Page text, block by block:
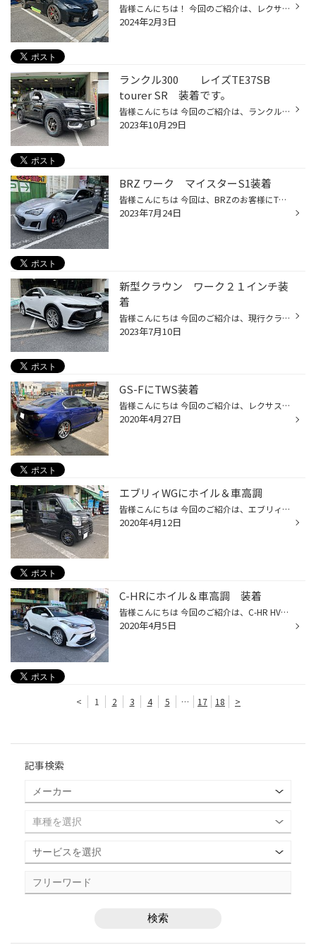
皆様こんにちは！ 今回のご紹介は、レクサスRCFのお客様 TEIN車高調・ブリッツマフラー・ヴォッセンHF-5のお取付です。 ハイパワーNAのレクサスRCF TEINさんのMONOスポーツを装着 車高の方は、フロント約35ｍｍ・リアを25ｍｍダウンさせています。 純正の減衰力調整は取り外ししていますが、16段調...
2024年2月3日
ランクル300 レイズTE37SB
tourer SR 装着です。
皆様こんにちは 今回のご紹介は、ランクル300のお客様に レイズさんのTE37SB tourer SR 18インチの装着です。 ホイルサイズの方は、18×80 +30 6/139 今までのブロンズと違う シャイニングブロンズメタル/リムDC(SR) このカラーは独特の色になっていますのですごく目を引きますね！ ただ、同じお車...
2023年10月29日
BRZ ワーク マイスターS1装着
皆様こんにちは 今回は、BRZのお客様にTEINさんのRX1の車高調と ワークさんのマイスターS1 カラーリング特注にてオーダー品を装着です。 TEINさんのRX1の車高調では、フロントのキャンバー調整が２段階 ピロアッパーでの調整とストラット部分の調整が出来るので 非常に細かく調整が可能になっており...
2023年7月24日
新型クラウン ワーク２１インチ装
着
皆様こんにちは 今回のご紹介は、現行クラウン クロスオーバーに２１インチホイール装着です。 装着ホイルは、ワークさんの グノーシスCVS ディスクカラーは、ブラッシュド リムは、アルマイトリムになります。 タイヤサイズは、225/45R21 銘柄は、ブリヂストン アレンザLX100 ホイールサイズは、タ...
2023年7月10日
GS-FにTWS装着
皆様こんにちは 今回のご紹介は、レクサス GS-Fのお客様に TWS WS05 20インチの装着です。 クリアバレルⅡのカラーが本当にキレイ 光沢が良いので走っている時もいい感じになっております。 サイズは、20×9.5J +40と20×10.5J +32になっております。 タイヤは、ポテンザRE007 255/30R20 285/30R20の太...
2020年4月27日
エブリィWGにホイル＆車高調
皆様こんにちは 今回のご紹介は、エブリィWGのお客様に BBS RP002 16インチの装着と ブリッツさんのZZ-R車高調の装着です。 現行のタイプはフロントサイズが難点ではみ出す恐れがありますが 今回は、少しキャンバーをつけて取り付けさせていただきました。 車高の方は、低めでセッティング ブラック...
2020年4月12日
C-HRにホイル＆車高調 装着
皆様こんにちは 今回のご紹介は、C-HR HVのお客様に TEINさんのフレックスAの装着と ウェッズさん マーベリック709M 20インチの装着です。 サイズの方は、20×9J +35と20×9.5J +45 タイヤサイズは、245/35R20にて装着です。 車高の方は、フェンダー指一本ほどにセッティング おそらく理想のツライチ...
2020年4月5日
< 1 2 3 4 5 … 17 18 >
記事検索